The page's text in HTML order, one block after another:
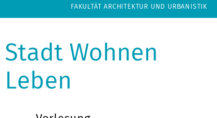
FAKULTÄT ARCHITEKTUR UND URBANISTIK
Stadt Wohnen
Leben